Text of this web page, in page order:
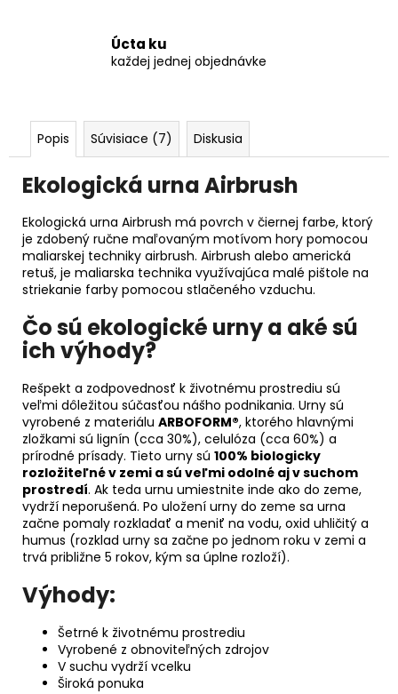
Úcta ku
každej jednej objednávke
Popis Súvisiace (7) Diskusia
Ekologická urna Airbrush
Ekologická urna Airbrush má povrch v čiernej farbe, ktorý
je zdobený ručne maľovaným motívom hory pomocou
maliarskej techniky airbrush. Airbrush alebo americká
retuš, je maliarska technika využívajúca malé pištole na
striekanie farby pomocou stlačeného vzduchu.
Čo sú ekologické urny a aké sú
ich výhody?
Rešpekt a zodpovednosť k životnému prostrediu sú
veľmi dôležitou súčasťou nášho podnikania. Urny sú
vyrobené z materiálu ARBOFORM®, ktorého hlavnými
zložkami sú lignín (cca 30%), celulóza (cca 60%) a
prírodné prísady. Tieto urny sú 100% biologicky
rozložiteľné v zemi a sú veľmi odolné aj v suchom
prostredí. Ak teda urnu umiestnite inde ako do zeme,
vydrží neporušená. Po uložení urny do zeme sa urna
začne pomaly rozkladať a meniť na vodu, oxid uhličitý a
humus (rozklad urny sa začne po jednom roku v zemi a
trvá približne 5 rokov, kým sa úplne rozloží).
Výhody:
Šetrné k životnému prostrediu
Vyrobené z obnoviteľných zdrojov
V suchu vydrží vcelku
Široká ponuka